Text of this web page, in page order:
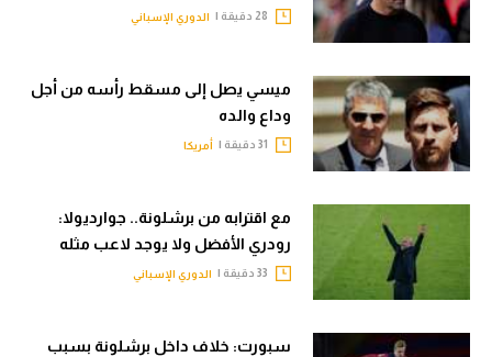
الدوري الإسباني
ميسي يصل إلى مسقط رأسه من أجل
وداع والده
أمريكا
مع اقترابه من برشلونة.. جوارديولا:
رودري الأفضل ولا يوجد لاعب مثله
الدوري الإسباني
سبورت: خلاف داخل برشلونة بسبب